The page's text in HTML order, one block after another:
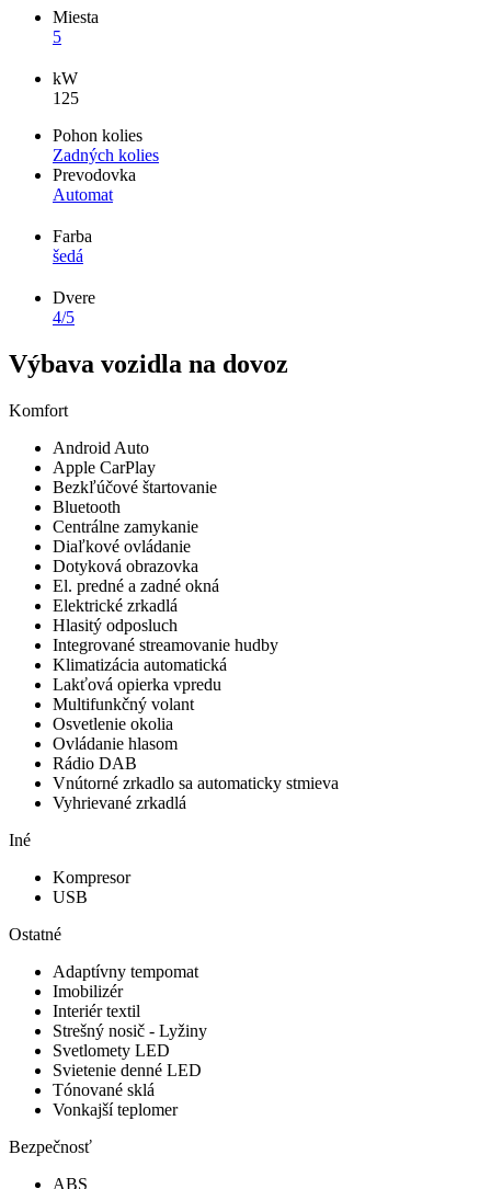
Miesta
5
kW
125
Pohon kolies
Zadných kolies
Prevodovka
Automat
Farba
šedá
Dvere
4/5
Výbava vozidla na dovoz
Komfort
Android Auto
Apple CarPlay
Bezkľúčové štartovanie
Bluetooth
Centrálne zamykanie
Diaľkové ovládanie
Dotyková obrazovka
El. predné a zadné okná
Elektrické zrkadlá
Hlasitý odposluch
Integrované streamovanie hudby
Klimatizácia automatická
Lakťová opierka vpredu
Multifunkčný volant
Osvetlenie okolia
Ovládanie hlasom
Rádio DAB
Vnútorné zrkadlo sa automaticky stmieva
Vyhrievané zrkadlá
Iné
Kompresor
USB
Ostatné
Adaptívny tempomat
Imobilizér
Interiér textil
Strešný nosič - Lyžiny
Svetlomety LED
Svietenie denné LED
Tónované sklá
Vonkajší teplomer
Bezpečnosť
ABS